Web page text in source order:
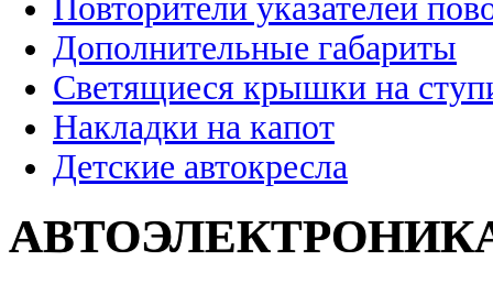
Повторители указателей
Дополнительные габариты
Светящиеся крышки на
Накладки на капот
Детские автокресла